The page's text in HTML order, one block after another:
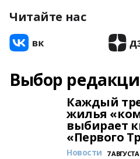
Читайте нас
Выбор
Каждый
жилья
выбирает
«Первого
Новости 7 АВГУСТА